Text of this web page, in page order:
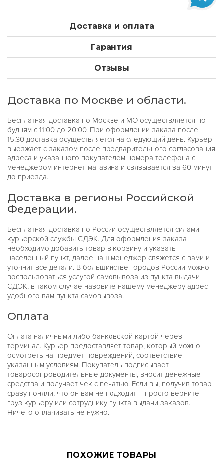
Доставка и оплата
Гарантия
Отзывы
Доставка по Москве и области.
Бесплатная доставка по Москве и МО осуществляется по
будням с 11:00 до 20:00. При оформлении заказа после
15:30 доставка осуществляется на следующий день. Курьер
выезжает с заказом после предварительного согласования
адреса и указанного покупателем номера телефона с
менеджером интернет-магазина и связывается за 60 минут
до приезда.
Доставка в регионы Российской
Федерации.
Бесплатная доставка по России осуществляется силами
курьерской службы СДЭК. Для оформления заказа
необходимо добавить товар в корзину и указать
населенный пункт, далее наш менеджер свяжется с вами и
уточнит все детали. В большинстве городов России можно
воспользоваться услугой самовывоза из пункта выдачи
СДЭК, в таком случае назовите нашему менеджеру адрес
удобного вам пункта самовывоза.
Оплата
Оплата наличными либо банковской картой через
терминал. Курьер предоставляет товар, который можно
осмотреть на предмет повреждений, соответствие
указанным условиям. Покупатель подписывает
товаросопроводительные документы, вносит денежные
средства и получает чек с печатью. Если вы, получив товар
сразу поняли, что он вам не подходит – просто верните
груз курьеру или сотруднику пункта выдачи заказов.
Ничего оплачивать не нужно.
ПОХОЖИЕ ТОВАРЫ